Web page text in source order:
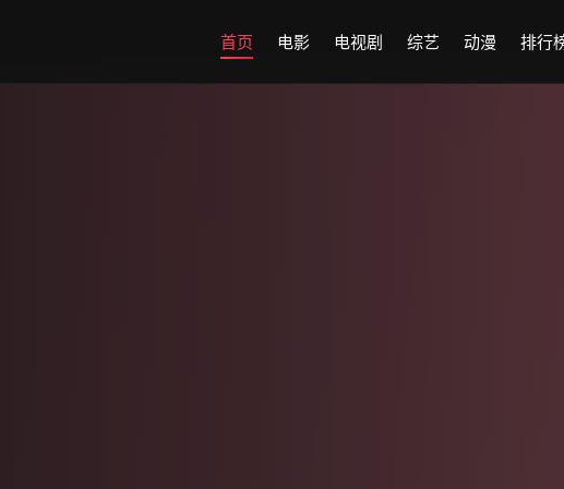
首页 电影 电视剧 综艺 动漫 排行